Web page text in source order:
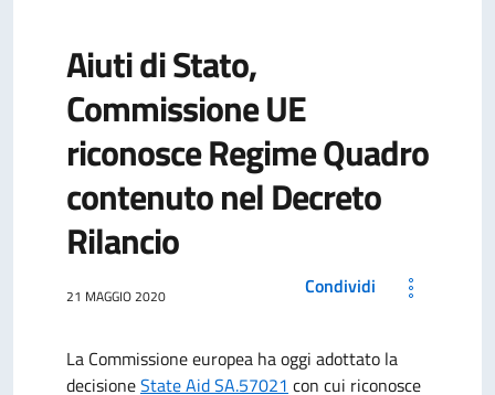
Aiuti di Stato,
Commissione UE
riconosce Regime Quadro
contenuto nel Decreto
Rilancio
21 MAGGIO 2020 Condividi
La Commissione europea ha oggi adottato la
decisioneState Aid SA.57021 con cui riconosce